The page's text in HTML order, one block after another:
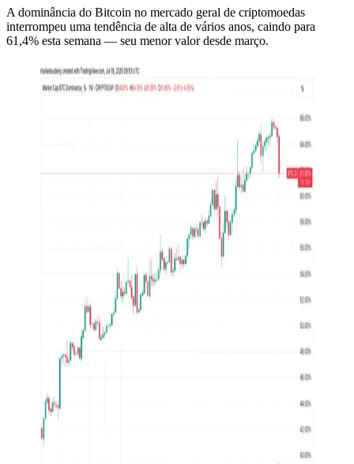
A dominância do Bitcoin no mercado geral de criptomoedas
interrompeu uma tendência de alta de vários anos, caindo para
61,4% esta semana — seu menor valor desde março.